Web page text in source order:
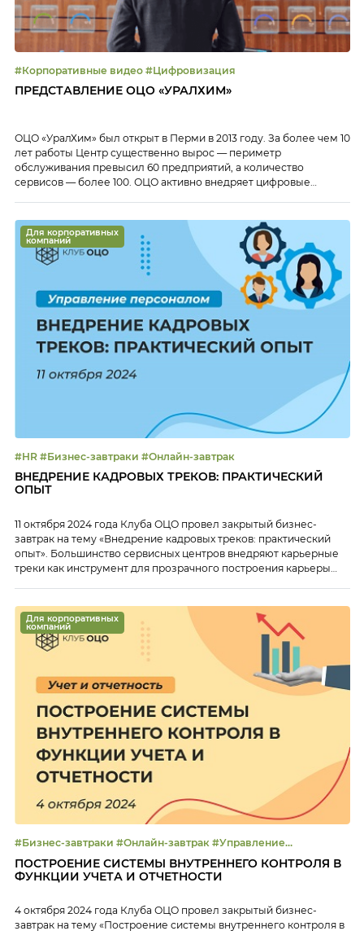
#Корпоративные видео #Цифровизация
ПРЕДСТАВЛЕНИЕ ОЦО «УРАЛХИМ»
ОЦО «УралХим» был открыт в Перми в 2013 году. За более чем 10
лет работы Центр существенно вырос — периметр
обслуживания превысил 60 предприятий, а количество
сервисов — более 100. ОЦО активно внедряет цифровые
Для корпоративных
компаний
#HR #Бизнес-завтраки #Онлайн-завтрак
ВНЕДРЕНИЕ КАДРОВЫХ ТРЕКОВ: ПРАКТИЧЕСКИЙ
ОПЫТ
11 октября 2024 года Клуба ОЦО провел закрытый бизнес-
завтрак на тему «Внедрение кадровых треков: практический
опыт». Большинство сервисных центров внедряют карьерные
треки как инструмент для прозрачного построения карьеры
участников бизнес-завтрака 00:40 Анонс мероприятий Клуба
ОЦО 03:03 Функционал HR в Метриках эффективности Клуба
ОЦО 06:52 […]
Для корпоративных
компаний
#Бизнес-завтраки #Онлайн-завтрак #Управление
эффективностью
ПОСТРОЕНИЕ СИСТЕМЫ ВНУТРЕННЕГО КОНТРОЛЯ В
ФУНКЦИИ УЧЕТА И ОТЧЕТНОСТИ
4 октября 2024 года Клуба ОЦО провел закрытый бизнес-
завтрак на тему «Построение системы внутреннего контроля в